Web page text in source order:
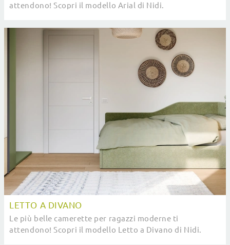
attendono! Scopri il modello Arial di Nidi.
LETTO A DIVANO
Le più belle camerette per ragazzi moderne ti
attendono! Scopri il modello Letto a Divano di Nidi.